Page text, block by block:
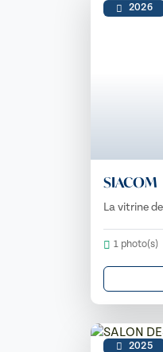
2026
SIACOM
La vitrine
1 photo(s)
2025